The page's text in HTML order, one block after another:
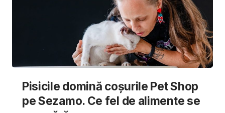
Pisicile domină coșurile Pet Shop
pe Sezamo. Ce fel de alimente se